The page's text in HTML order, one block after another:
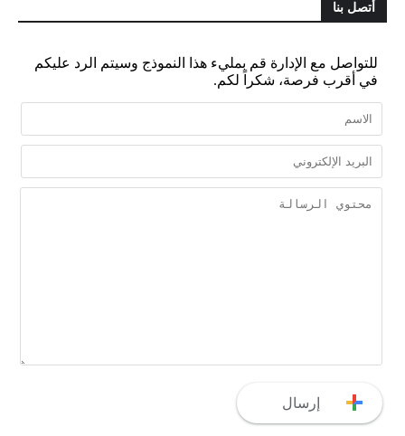
أتصل بنا
للتواصل مع الإدارة قم بمليء هذا النموذج وسيتم الرد عليكم
في أقرب فرصة، شكراً لكم.